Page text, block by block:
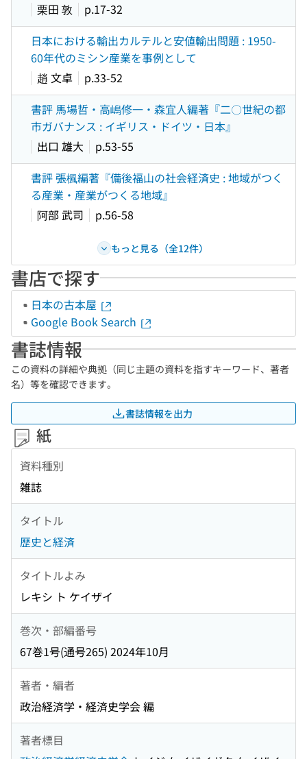
栗田 敦
p.17-32
日本における輸出カルテルと安値輸出問題 : 1950-
60年代のミシン産業を事例として
趙 文卓
p.33-52
書評 馬場哲・高嶋修一・森宜人編著『二〇世紀の都
市ガバナンス : イギリス・ドイツ・日本』
出口 雄大
p.53-55
書評 張楓編著『備後福山の社会経済史 : 地域がつく
る産業・産業がつくる地域』
阿部 武司
p.56-58
もっと見る（全12件）
書店で探す
日本の古本屋
Google Book Search
書誌情報
この資料の詳細や典拠（同じ主題の資料を指すキーワード、著者
名）等を確認できます。
書誌情報を出力
紙
資料種別
雑誌
タイトル
歴史と経済
タイトルよみ
レキシ ト ケイザイ
巻次・部編番号
67巻1号(通号265) 2024年10月
著者・編者
政治経済学・経済史学会 編
著者標目